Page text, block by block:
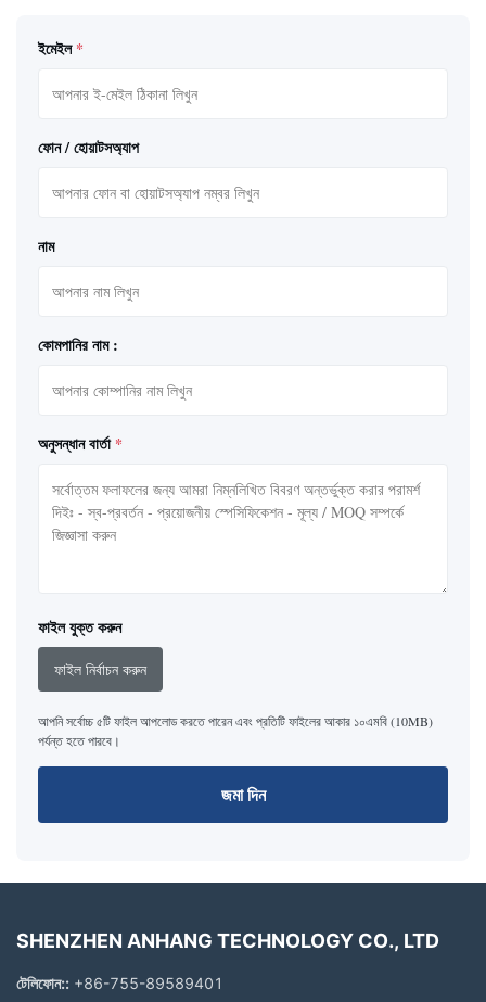
ইমেইল *
ফোন / হোয়াটসঅ্যাপ
নাম
কোমপানির নাম :
অনুসন্ধান বার্তা *
ফাইল যুক্ত করুন
ফাইল নির্বাচন করুন
আপনি সর্বোচ্চ ৫টি ফাইল আপলোড করতে পারেন এবং প্রতিটি ফাইলের আকার ১০এমবি (10MB)
পর্যন্ত হতে পারবে।
জমা দিন
SHENZHEN ANHANG TECHNOLOGY CO., LTD
টেলিফোন:: +86-755-89589401